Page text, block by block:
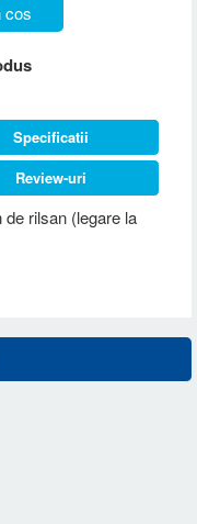
cos
rilsan (legare la
Specificatii
Review-uri